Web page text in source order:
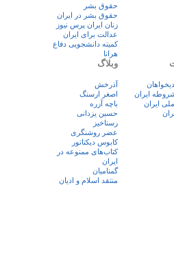
حقوق بشر
حقوق بشر در ایران
زنان ايران پرس نيوز
عدالت برای ایران
کمیته دانشجویی دفاع
هرانا
ایران
ایران
وبلاگ
آذرخش
اصغر ارسنگ
باچه آزره
حسین یزدانی
رستاخیز
عضر روشنگری
کابوس دیکتاتور
کتاب‌های ممنوعه در
ایران
گمنامیان
منتقد اسلام و ادیان